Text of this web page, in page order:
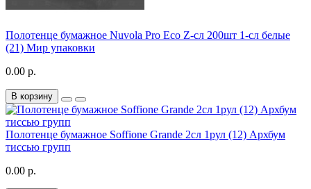
Полотенце бумажное Nuvola Pro Eco Z-сл 200шт 1-сл белые
(21) Мир упаковки
0.00 р.
В корзину
Полотенце бумажное Soffione Grande 2сл 1рул (12) Архбум
тиссью групп
0.00 р.